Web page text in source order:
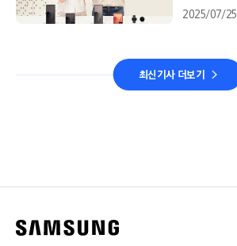
2025/07/25
최신기사 더보기